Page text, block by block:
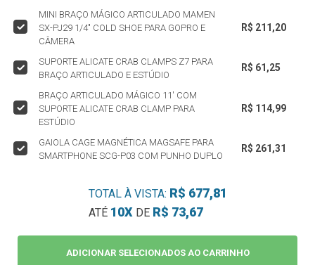
MINI BRAÇO MÁGICO ARTICULADO MAMEN
SX-PJ29 1/4" COLD SHOE PARA GOPRO E
CÂMERA
R$ 211,20
SUPORTE ALICATE CRAB CLAMPS Z7 PARA
BRAÇO ARTICULADO E ESTÚDIO
R$ 61,25
BRAÇO ARTICULADO MÁGICO 11' COM
SUPORTE ALICATE CRAB CLAMP PARA
ESTÚDIO
R$ 114,99
GAIOLA CAGE MAGNÉTICA MAGSAFE PARA
SMARTPHONE SCG-P03 COM PUNHO DUPLO
R$ 261,31
ADICIONAR SELECIONADOS AO CARRINHO
TOTAL À VISTA: R$ 677,81
ATÉ 10XDE R$ 73,67